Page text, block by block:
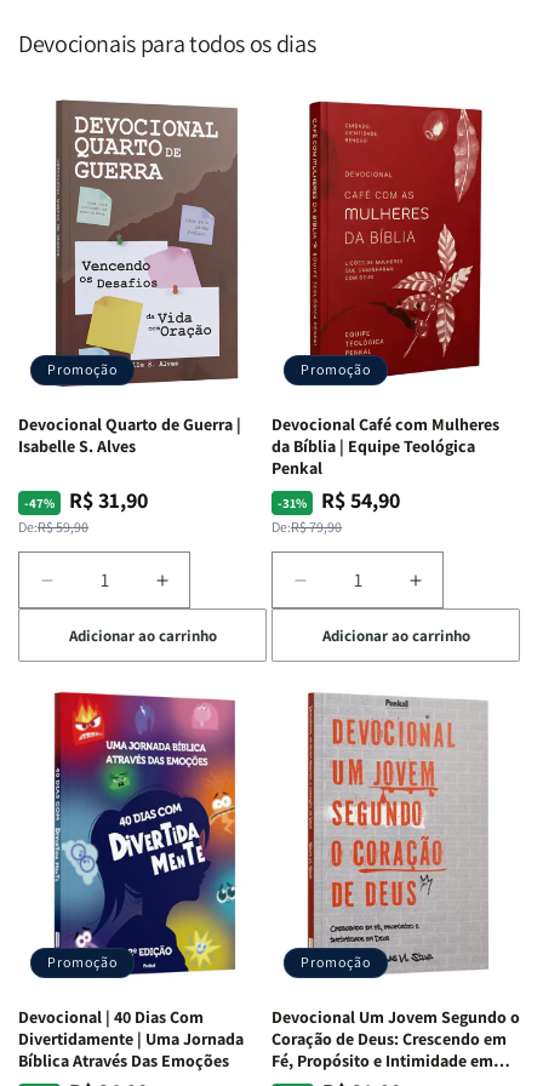
Devocionais para todos os dias
Promoção
Devocional Quarto de Guerra |
Isabelle S. Alves
-47%
Preço
normal
De:R$ 59,90
Preço
promocional
R$ 31,90
Diminuir
a
quantidade
de
Devocional
Quarto
de
Guerra
Isabelle
S.
Alves
Aumentar
a
quantidade
de
Devocional
Quarto
de
Guerra
|
Isabelle
S.
Alves
Adicionar ao carrinho
Promoção
Devocional Café com Mulheres
da Bíblia | Equipe Teológica
Penkal
-31%
Preço
normal
De:R$ 79,90
Preço
promocional
R$ 54,90
Diminuir
a
quantidade
de
Devocional
Café
com
Mulheres
da
Bíblia
Equipe
Teológica
Penkal
Aumentar
a
quantidade
de
Devocional
Café
com
Mulheres
da
Bíblia
|
Equipe
Teológica
Penkal
Adicionar ao carrinho
Promoção
Devocional | 40 Dias Com
Divertidamente | Uma Jornada
Bíblica Através Das Emoções
Promoção
Devocional Um Jovem Segundo o
Coração de Deus: Crescendo em
Fé, Propósito e Intimidade em